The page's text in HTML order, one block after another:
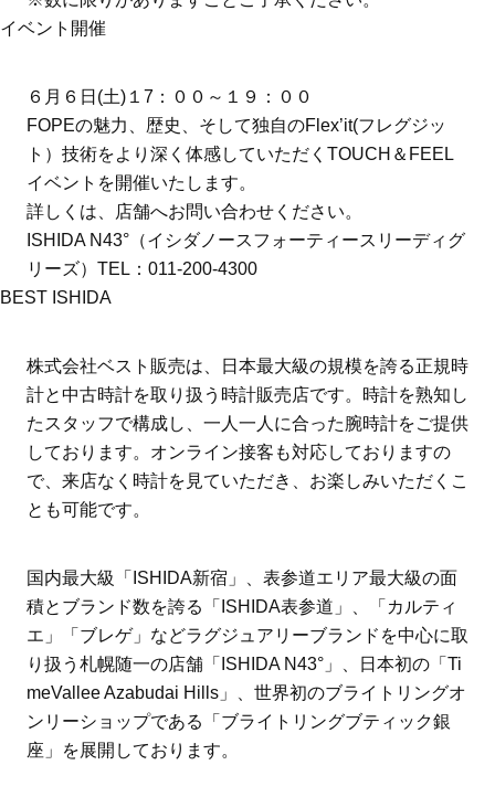
イベント開催
６月６日(土)１7：００～１９：００
FOPEの魅力、歴史、そして独自のFlex’it(フレグジッ
ト）技術をより深く体感していただくTOUCH＆FEEL
イベントを開催いたします。
詳しくは、店舗へお問い合わせください。
ISHIDA N43°（イシダノースフォーティースリーディグ
リーズ）TEL：011-200-4300
BEST ISHIDA
株式会社ベスト販売は、日本最大級の規模を誇る正規時
計と中古時計を取り扱う時計販売店です。時計を熟知し
たスタッフで構成し、一人一人に合った腕時計をご提供
しております。オンライン接客も対応しておりますの
で、来店なく時計を見ていただき、お楽しみいただくこ
とも可能です。
国内最大級「ISHIDA新宿」、表参道エリア最大級の面
積とブランド数を誇る「ISHIDA表参道」、「カルティ
エ」「ブレゲ」などラグジュアリーブランドを中心に取
り扱う札幌随一の店舗「ISHIDA N43°」、日本初の「Ti
meVallee Azabudai Hills」、世界初のブライトリングオ
ンリーショップである「ブライトリングブティック銀
座」を展開しております。